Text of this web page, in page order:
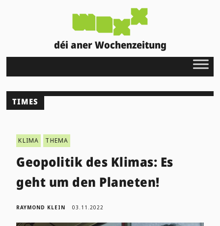
déi aner Wochenzeitung
TIMES
KLIMA THEMA
Geopolitik des Klimas: Es
geht um den Planeten!
RAYMOND KLEIN 03.11.2022